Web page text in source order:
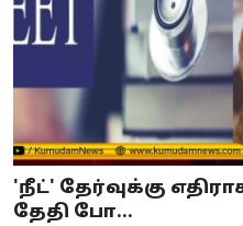
'நீட்' தேர்வுக்கு
தேதி போ...